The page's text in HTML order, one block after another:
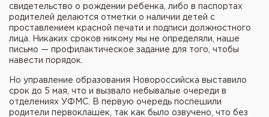
свидетельство о рождении ребенка, либо в паспортах
родителей делаются отметки о наличии детей с
проставлением красной печати и подписи должностного
лица. Никаких сроков никому мы не определяли, наше
письмо — профилактическое задание для того, чтобы
навести порядок.
Но управление образования Новороссийска выставило
срок до 5 мая, что и вызвало небывалые очереди в
отделениях УФМС. В первую очередь поспешили
родители первоклашек, так как было озвучено, что без